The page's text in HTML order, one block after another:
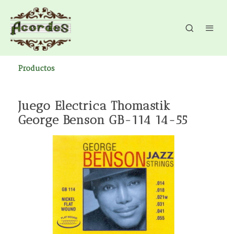
Productos
Juego Electrica Thomastik
George Benson GB-114 14-55